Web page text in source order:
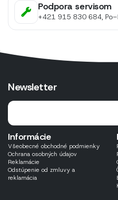
Podpora servisom
+421 915 830 684,
Newsletter
Informácie
Všeobecné obchodné podmienky
Ochrana osobných údajov
Reklamácie
Odstúpenie od zmluvy a
reklamácia